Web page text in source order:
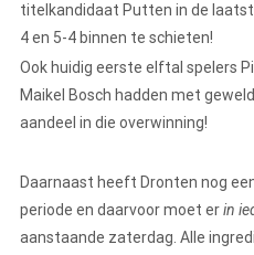
titelkandidaat Putten in de
4 en 5-4 binnen te schieten!
Ook huidig eerste elftal spelers
Maikel Bosch hadden met
aandeel in die overwinning!
Daarnaast heeft Dronten nog
periode en daarvoor moet erin
aanstaande zaterdag. Alle